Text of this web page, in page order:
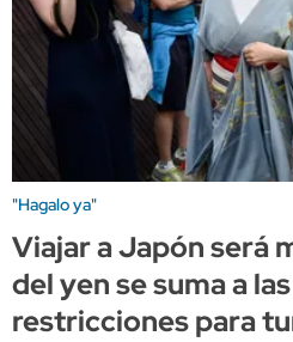
"Hagalo ya"
Viajar a Japón será
del yen se suma a
restricciones para